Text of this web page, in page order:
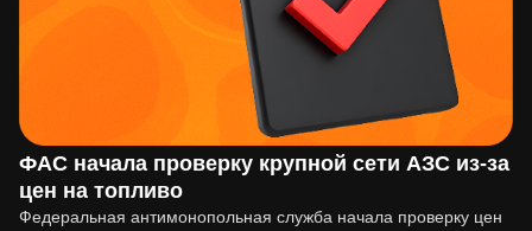
ФАС начала проверку крупной сети АЗС из-за
цен на топливо
Федеральная антимонопольная служба начала проверку цен